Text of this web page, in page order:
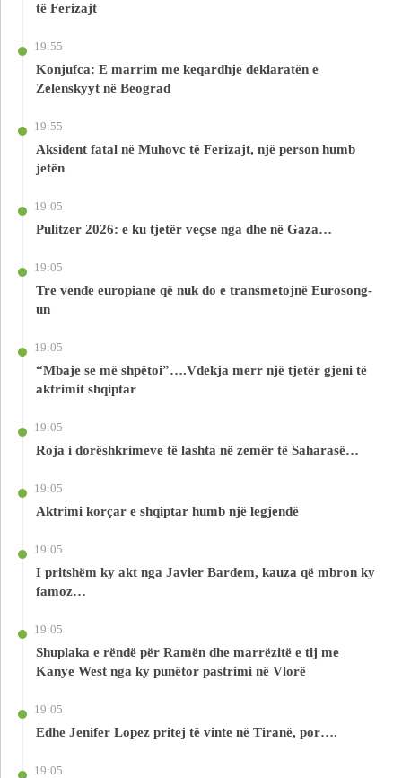
të Ferizajt
19:55
Konjufca: E marrim me keqardhje deklaratën e
Zelenskyyt në Beograd
19:55
Aksident fatal në Muhovc të Ferizajt, një person humb
jetën
19:05
Pulitzer 2026: e ku tjetër veçse nga dhe në Gaza…
19:05
Tre vende europiane që nuk do e transmetojnë Eurosong-
un
19:05
“Mbaje se më shpëtoi”….Vdekja merr një tjetër gjeni të
aktrimit shqiptar
19:05
Roja i dorëshkrimeve të lashta në zemër të Saharasë…
19:05
Aktrimi korçar e shqiptar humb një legjendë
19:05
I pritshëm ky akt nga Javier Bardem, kauza që mbron ky
famoz…
19:05
Shuplaka e rëndë për Ramën dhe marrëzitë e tij me
Kanye West nga ky punëtor pastrimi në Vlorë
19:05
Edhe Jenifer Lopez pritej të vinte në Tiranë, por….
19:05